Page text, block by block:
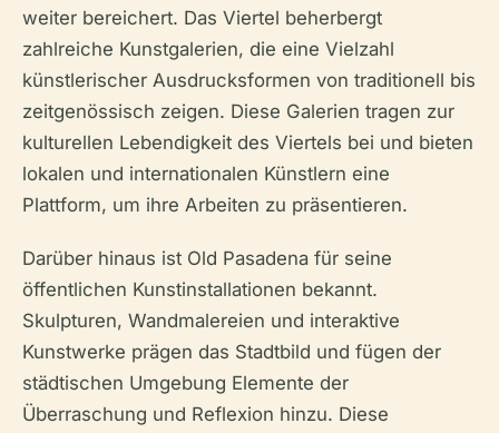
weiter bereichert. Das Viertel beherbergt
zahlreiche Kunstgalerien, die eine Vielzahl
künstlerischer Ausdrucksformen von traditionell bis
zeitgenössisch zeigen. Diese Galerien tragen zur
kulturellen Lebendigkeit des Viertels bei und bieten
lokalen und internationalen Künstlern eine
Plattform, um ihre Arbeiten zu präsentieren.
Darüber hinaus ist Old Pasadena für seine
öffentlichen Kunstinstallationen bekannt.
Skulpturen, Wandmalereien und interaktive
Kunstwerke prägen das Stadtbild und fügen der
städtischen Umgebung Elemente der
Überraschung und Reflexion hinzu. Diese